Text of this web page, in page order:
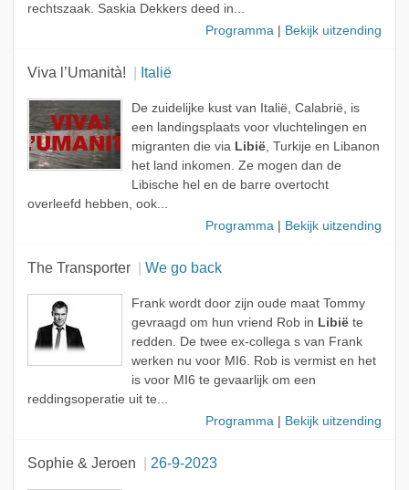
rechtszaak. Saskia Dekkers deed in...
Programma | Bekijk uitzending
Viva l’Umanità! Italië
De zuidelijke kust van Italië, Calabrië, is
een landingsplaats voor vluchtelingen en
migranten die via Libië, Turkije en Libanon
het land inkomen. Ze mogen dan de
Libische hel en de barre overtocht
overleefd hebben, ook...
Programma | Bekijk uitzending
The Transporter We go back
Frank wordt door zijn oude maat Tommy
gevraagd om hun vriend Rob in Libiëte
redden. De twee ex-collega s van Frank
werken nu voor MI6. Rob is vermist en het
is voor MI6 te gevaarlijk om een
reddingsoperatie uit te...
Programma | Bekijk uitzending
Sophie & Jeroen 26-9-2023